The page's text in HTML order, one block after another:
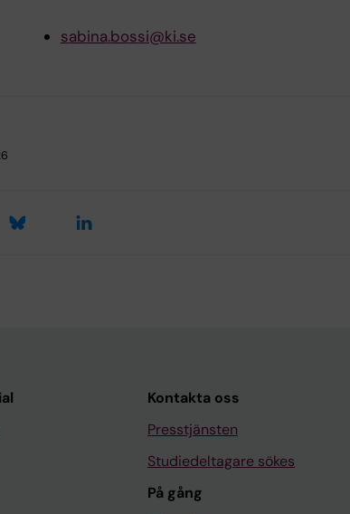
sabina.bossi@ki.se
Kontakta oss
Presstjänsten
Studiedeltagare sökes
På gång